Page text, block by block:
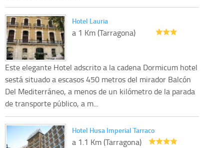
Hotel Lauria
a 1 Km (Tarragona)
Este elegante Hotel adscrito a la cadena Dormicum hotel
sestá situado a escasos 450 metros del mirador Balcón
Del Mediterráneo, a menos de un kilómetro de la parada
de transporte público, a m...
Hotel Husa Imperial Tarraco
a 1.1 Km (Tarragona)